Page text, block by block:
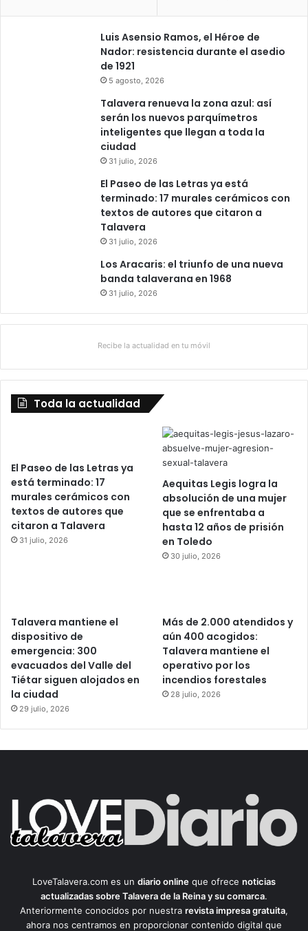
Luis Asensio Ramos, el Héroe de
Nador: resistencia durante el asedio
de 1921
5 agosto, 2026
Talavera renueva la zona azul: así
serán los nuevos parquímetros
inteligentes que llegan a toda la
ciudad
31 julio, 2026
El Paseo de las Letras ya está
terminado: 17 murales cerámicos con
textos de autores que citaron a
Talavera
31 julio, 2026
Los Aracaris: el triunfo de una nueva
banda talaverana en 1968
31 julio, 2026
Recibe la actualidad en tu móvil
Toda la actualidad
El Paseo de las Letras ya
está terminado: 17
murales cerámicos con
textos de autores que
citaron a Talavera
31 julio, 2026
Aequitas Legis logra la
absolución de una mujer
que se enfrentaba a
hasta 12 años de prisión
en Toledo
30 julio, 2026
Talavera mantiene el
dispositivo de
emergencia: 300
evacuados del Valle del
Tiétar siguen alojados en
la ciudad
29 julio, 2026
Más de 2.000 atendidos y
aún 400 acogidos:
Talavera mantiene el
operativo por los
incendios forestales
28 julio, 2026
LoveTalavera.com es un diario online que ofrece noticias
actualizadas sobre Talavera de la Reina y su comarca.
Anteriormente conocidos por nuestra revista impresa gratuita,
ahora nos centramos en proporcionar contenido digital que